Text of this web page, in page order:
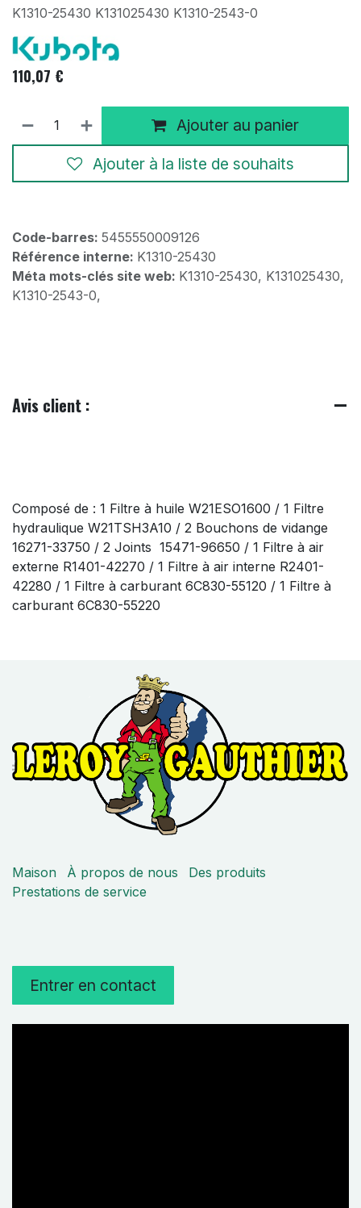
K1310-25430 K131025430 K1310-2543-0
110,07 €
Ajouter au panier
Ajouter à la liste de souhaits
Code-barres: 5455550009126
Référence interne: K1310-25430
Méta mots-clés site web: K1310-25430, K131025430,
K1310-2543-0,
Avis client :
Composé de : 1 Filtre à huile W21ESO1600 / 1 Filtre
hydraulique W21TSH3A10 / 2 Bouchons de vidange
16271-33750 / 2 Joints 15471-96650 / 1 Filtre à air
externe R1401-42270 / 1 Filtre à air interne R2401-
42280 / 1 Filtre à carburant 6C830-55120 / 1 Filtre à
carburant 6C830-55220
Maison À propos de nous
Des produits
Prestations de service
Entrer en contact